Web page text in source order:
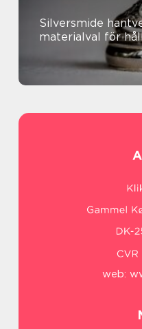
Silversmide hantverk, teknik och
materialval för
web: